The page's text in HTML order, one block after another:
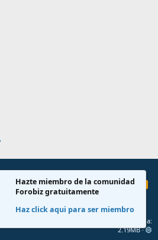
Política de privacidad Ayuda
R
2010-2020 XenForo Ltd.
Memoria
2.19MB
Hazte miembro de la comunidad
Forobiz gratuitamente
Haz click aqui para ser miembro